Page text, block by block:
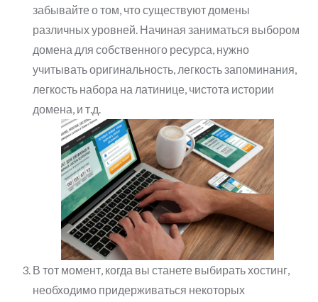
забывайте о том, что существуют домены
различных уровней. Начиная заниматься выбором
домена для собственного ресурса, нужно
учитывать оригинальность, легкость запоминания,
легкость набора на латинице, чистота истории
домена, и т.д.
В тот момент, когда вы станете выбирать хостинг,
необходимо придерживаться некоторых